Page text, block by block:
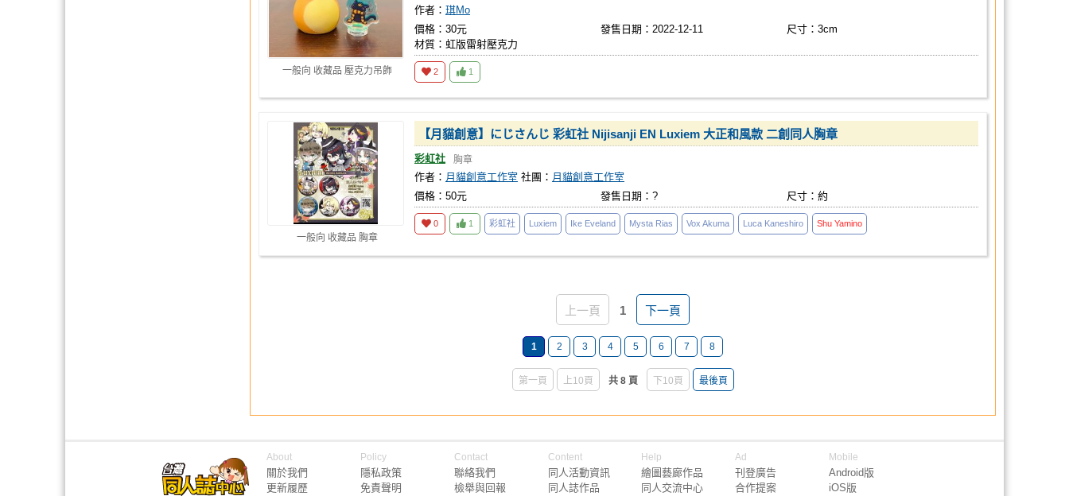
一般向 收藏品 壓克力吊飾
作者： 琪Mo
價格：30元
發售日期：2022-12-11
尺寸：3cm
材質：虹版雷射壓克力
2 1
一般向 收藏品 胸章
【月貓創意】にじさんじ 彩虹社 Nijisanji EN Luxiem 大正和風款 二創同人胸章
彩虹社 胸章
作者： 月貓創意工作室 社團： 月貓創意工作室
價格：50元
發售日期：? 尺寸：約
0 1 彩虹社 Luxiem Ike Eveland Mysta Rias Vox Akuma Luca Kaneshiro Shu Yamino
上一頁 1 下一頁
1 2 3 4 5 6 7 8
第一頁 上10頁 共 8 頁 下10頁 最後頁
About
關於我們
更新履歷
Policy
隱私政策
免責聲明
Contact
聯絡我們
檢舉與回報
Content
同人活動資訊
同人誌作品
Help
繪圖藝廊作品
同人交流中心
Ad
刊登廣告
合作提案
Mobile
Android版
iOS版